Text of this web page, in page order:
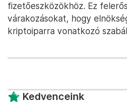
fizetőeszközökhöz. Ez
várakozásokat, hogy
kriptoiparra vonatkozó
Kedvenceink